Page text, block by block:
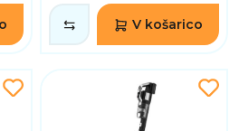
V košarico